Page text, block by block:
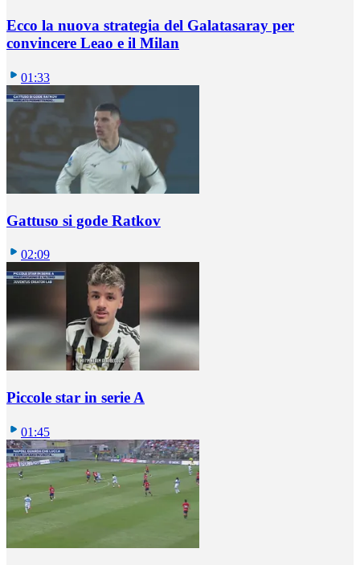
Ecco la nuova strategia del Galatasaray per
convincere Leao e il Milan
01:33
Gattuso si gode Ratkov
02:09
Piccole star in serie A
01:45